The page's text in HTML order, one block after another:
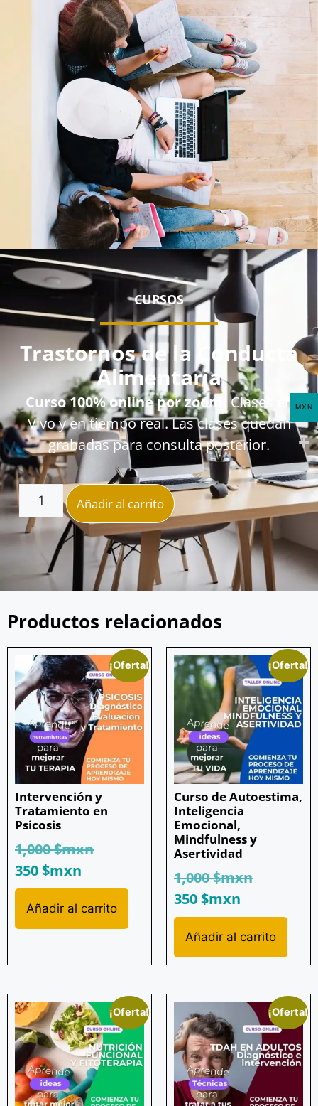
CURSOS
Trastornos de la Conducta
Alimentaria
Curso 100% online por zoom.Clases en
Vivo y en tiempo real. Las clases quedan
grabadas para consulta posterior.
Añadir al carrito
Productos relacionados
¡Oferta!
Intervención y
Tratamiento en
Psicosis
1,000$mxn
350$mxn
Añadir al carrito
¡Oferta!
Curso de Autoestima,
Inteligencia
Emocional,
Mindfulness y
Asertividad
1,000$mxn
350$mxn
Añadir al carrito
¡Oferta! ¡Oferta!
MXN